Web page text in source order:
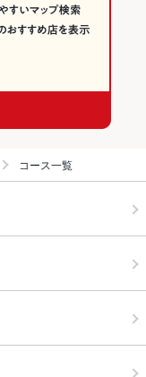
コース一覧